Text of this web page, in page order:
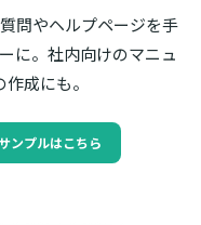
問やヘルプページを手
に。社内向けのマニュ
成にも。
ンプルはこちら